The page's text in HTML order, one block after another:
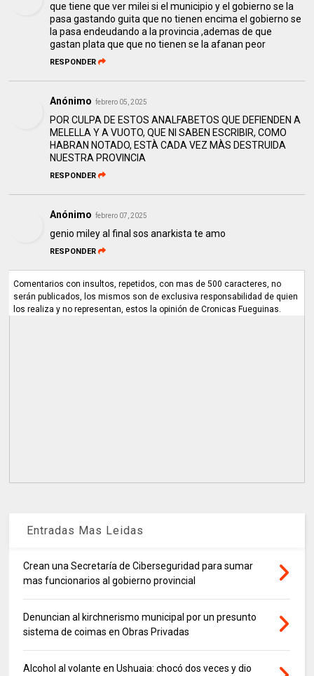
que tiene que ver milei si el municipio y el gobierno se la
pasa gastando guita que no tienen encima el gobierno se
la pasa endeudando a la provincia ,ademas de que
gastan plata que que no tienen se la afanan peor
RESPONDER
Anónimo febrero 05, 2025
POR CULPA DE ESTOS ANALFABETOS QUE DEFIENDEN A
MELELLA Y A VUOTO, QUE NI SABEN ESCRIBIR, COMO
HABRAN NOTADO, ESTÀ CADA VEZ MÀS DESTRUIDA
NUESTRA PROVINCIA
RESPONDER
Anónimo febrero 07, 2025
genio miley al final sos anarkista te amo
RESPONDER
Comentarios con insultos, repetidos, con mas de 500 caracteres, no
serán publicados, los mismos son de exclusiva responsabilidad de quien
los realiza y no representan, estos la opinión de Cronicas Fueguinas.
Entradas Mas Leidas
Crean una Secretaría de Ciberseguridad para sumar
mas funcionarios al gobierno provincial
Denuncian al kirchnerismo municipal por un presunto
sistema de coimas en Obras Privadas
Alcohol al volante en Ushuaia: chocó dos veces y dio